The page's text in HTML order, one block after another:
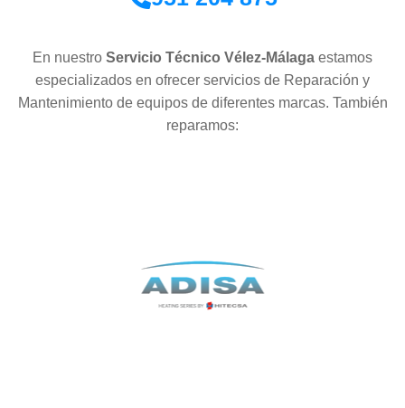
En nuestro Servicio Técnico Vélez-Málaga estamos
especializados en ofrecer servicios de Reparación y
Mantenimiento de equipos de diferentes marcas. También
reparamos: